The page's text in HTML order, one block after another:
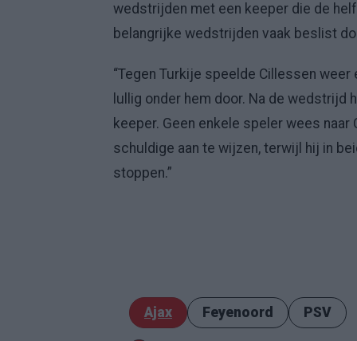
wedstrijden met een keeper die de
belangrijke wedstrijden vaak beslist
“Tegen Turkije speelde Cillessen
lullig onder hem door. Na de wedstrijd
keeper. Geen enkele speler wees naar
schuldige aan te wijzen, terwijl hij in
stoppen.”
Ajax Feyenoord PSV